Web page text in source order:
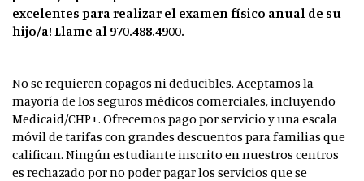
excelentes para realizar el examen físico anual de su
hijo/a! Llame al 970.488.4900.
No se requieren copagos ni deducibles. Aceptamos la
mayoría de los seguros médicos comerciales, incluyendo
Medicaid/CHP+. Ofrecemos pago por servicio y una escala
móvil de tarifas con grandes descuentos para familias que
califican. Ningún estudiante inscrito en nuestros centros
es rechazado por no poder pagar los servicios que se